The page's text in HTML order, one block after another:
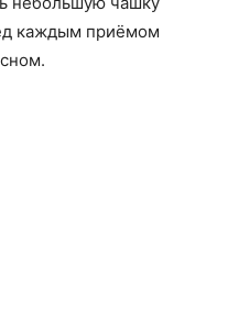
каждым приёмом